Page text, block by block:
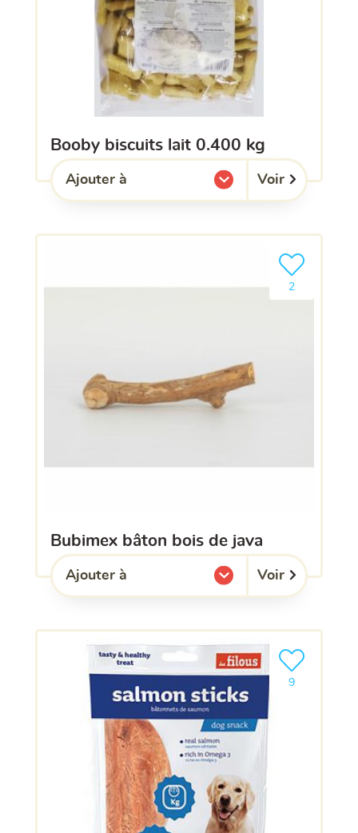
booby biscuits lait 0.400 kg
Ajouter à
l'une de mes listes. Voir
bubimex bâton bois de java
2
Ajouter le
Ajouter à
l'une de mes listes. Voir
9
Ajouter le